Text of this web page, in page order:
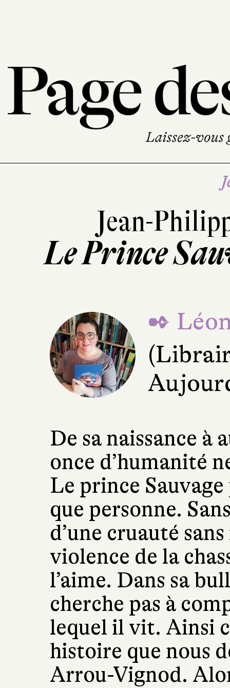
Jean-
Le Prince
✒
De sa naissance à
once d’humanité
Le prince
que personne.
d’une cruauté
violence de la
l’aime. Dans sa
cherche pas à
lequel il vit. Ainsi
histoire que nous
Arrou-Vignod.